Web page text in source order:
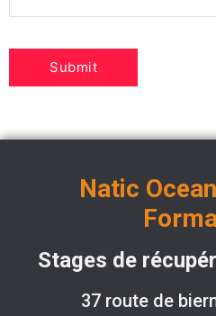
Natic
Stages de
37 route de